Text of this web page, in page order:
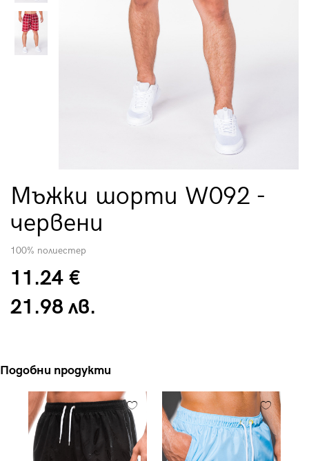
Мъжки шорти W092 -
червени
100% полиестер
11.24 €
21.98 лв.
Подобни продукти